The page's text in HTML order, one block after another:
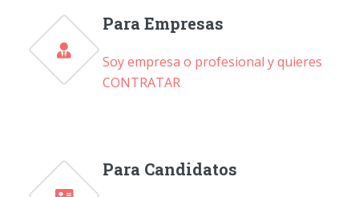
Para Empresas
Soy empresa o profesional y quieres
CONTRATAR
Para Candidatos